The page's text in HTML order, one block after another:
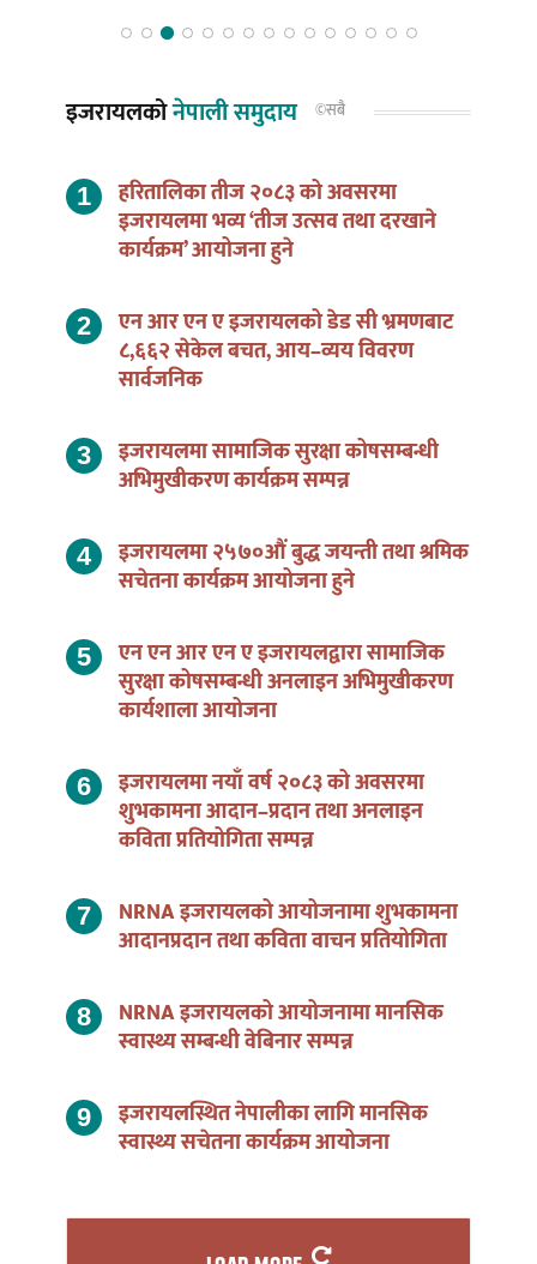
इजरायलमा भव्य ‘तीज उत्सव तथा दरखाने
कार्यक्रम’ आयोजना हुने
८,६६२ सेकेल बचत, आय–व्यय विवरण
सार्वजनिक
अभिमुखीकरण कार्यक्रम सम्पन्न
सचेतना कार्यक्रम आयोजना हुने
सुरक्षा कोषसम्बन्धी अनलाइन अभिमुखीकरण
कार्यशाला आयोजना
शुभकामना आदान–प्रदान तथा अनलाइन
कविता प्रतियोगिता सम्पन्न
आदानप्रदान तथा कविता वाचन प्रतियोगिता
स्वास्थ्य सम्बन्धी वेबिनार सम्पन्न
स्वास्थ्य सचेतना कार्यक्रम आयोजना